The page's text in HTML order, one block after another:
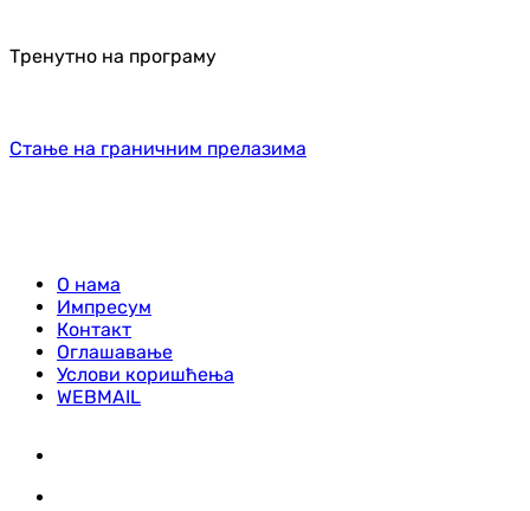
Тренутно на програму
Стање на граничним прелазима
О нама
Импресум
Контакт
Оглашавање
Услови коришћења
WEBMAIL